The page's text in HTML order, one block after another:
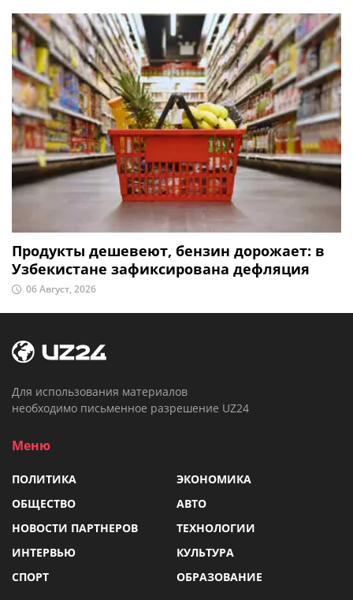
Продукты дешевеют, бензин дорожает: в
Узбекистане зафиксирована дефляция
06 Август, 2026
Для использования материалов
необходимо письменное разрешение UZ24
Меню
ПОЛИТИКА
ЭКОНОМИКА
ОБЩЕСТВО
АВТО
НОВОСТИ ПАРТНЕРОВ
ТЕХНОЛОГИИ
ИНТЕРВЬЮ
КУЛЬТУРА
СПОРТ
ОБРАЗОВАНИЕ